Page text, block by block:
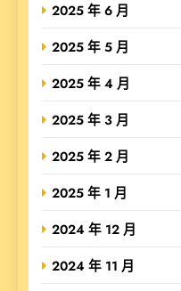
2025 年 6 月
2025 年 5 月
2025 年 4 月
2025 年 3 月
2025 年 2 月
2025 年 1 月
2024 年 12 月
2024 年 11 月